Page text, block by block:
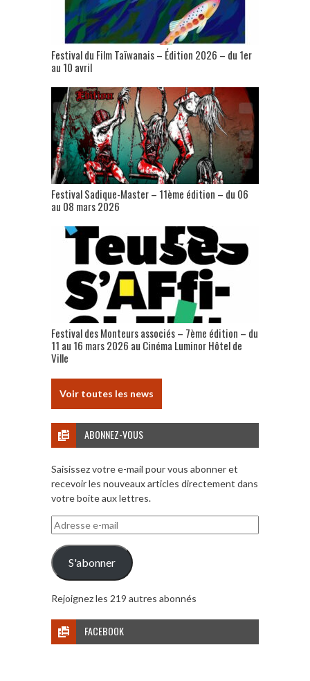
Festival du Film Taïwanais – Édition 2026 – du 1er
au 10 avril
Festival Sadique-Master – 11ème édition – du 06
au 08 mars 2026
Festival des Monteurs associés – 7ème édition – du
11 au 16 mars 2026 au Cinéma Luminor Hôtel de
Ville
Voir toutes les news
ABONNEZ-VOUS
Saisissez votre e-mail pour vous abonner et
recevoir les nouveaux articles directement dans
votre boite aux lettres.
Adresse
e-
mail
S'abonner
Rejoignez les 219 autres abonnés
FACEBOOK